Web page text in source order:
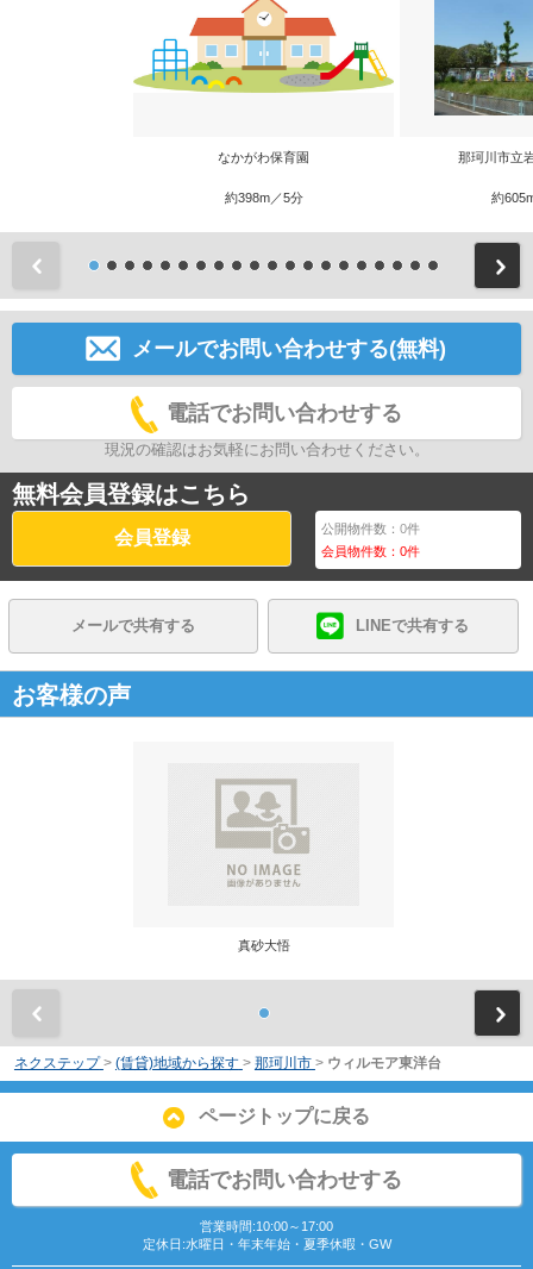
なかがわ保育園
約398m／5分
那珂川市立
約
メールでお問い合わせする(無料)
電話でお問い合わせする
現況の確認はお気軽にお問い合わせください。
無料会員登録はこちら
会員登録 公開物件数：0件
会員物件数：0件
メールで共有する LINEで共有する
お客様の声
真砂大悟
ネクステップ > (賃貸)地域から探す > 那珂川市 > ウィルモア東洋台
ページトップに戻る
電話でお問い合わせする
営業時間:10:00～17:00
定休日:水曜日・年末年始・夏季休暇・GW